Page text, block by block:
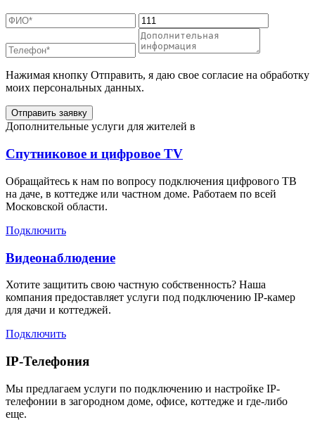
Нажимая кнопку Отправить, я даю свое согласие на обработку
моих персональных данных.
Отправить заявку
Дополнительные услуги для жителей в
Спутниковое и цифровое TV
Обращайтесь к нам по вопросу подключения цифрового ТВ
на даче, в коттедже или частном доме. Работаем по всей
Московской области.
Подключить
Видеонаблюдение
Хотите защитить свою частную собственность? Наша
компания предоставляет услуги под подключению IP-камер
для дачи и коттеджей.
Подключить
IP-Телефония
Мы предлагаем услуги по подключению и настройке IP-
телефонии в загородном доме, офисе, коттедже и где-либо
еще.